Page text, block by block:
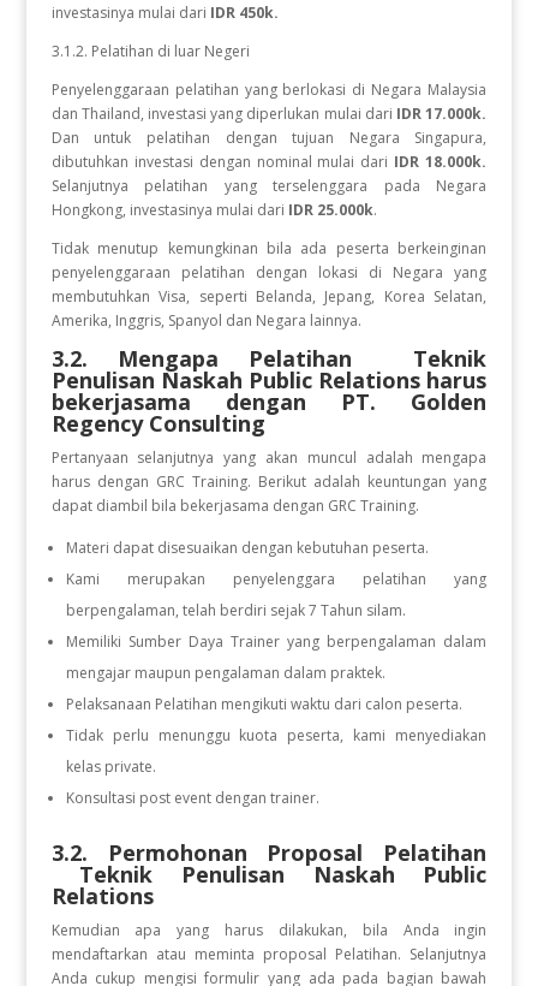
investasinya mulai dari IDR 450k.
3.1.2. Pelatihan di luar Negeri
Penyelenggaraan pelatihan yang berlokasi di Negara Malaysia
dan Thailand, investasi yang diperlukan mulai dari IDR 17.000k.
Dan
untuk pelatihan dengan tujuan Negara
Singapura,
dibutuhkan investasi dengan nominal mulai dari IDR 18.000k.
Selanjutnya pelatihan yang terselenggara pada Negara
Hongkong, investasinya mulai dari IDR 25.000k.
Tidak menutup kemungkinan bila ada peserta berkeinginan
penyelenggaraan pelatihan dengan lokasi di Negara yang
membutuhkan Visa, seperti Belanda, Jepang, Korea Selatan,
Amerika, Inggris, Spanyol dan Negara lainnya.
3.2. Mengapa Pelatihan Teknik
Penulisan Naskah Public Relations harus
bekerjasama dengan PT. Golden
Regency Consulting
Pertanyaan selanjutnya yang akan muncul adalah mengapa
harus dengan GRC Training. Berikut adalah keuntungan yang
dapat diambil bila bekerjasama dengan GRC Training.
Materi dapat disesuaikan dengan kebutuhan peserta.
Kami merupakan penyelenggara pelatihan yang
berpengalaman, telah berdiri sejak 7 Tahun silam.
Memiliki Sumber Daya Trainer yang berpengalaman dalam
mengajar maupun pengalaman dalam praktek.
Pelaksanaan Pelatihan mengikuti waktu dari calon peserta.
Tidak perlu menunggu kuota peserta, kami menyediakan
kelas private.
Konsultasi post event dengan trainer.
3.2. Permohonan Proposal Pelatihan
Teknik Penulisan Naskah Public
Relations
Kemudian apa yang harus dilakukan, bila Anda ingin
mendaftarkan atau meminta proposal Pelatihan. Selanjutnya
Anda cukup mengisi formulir yang ada pada bagian bawah